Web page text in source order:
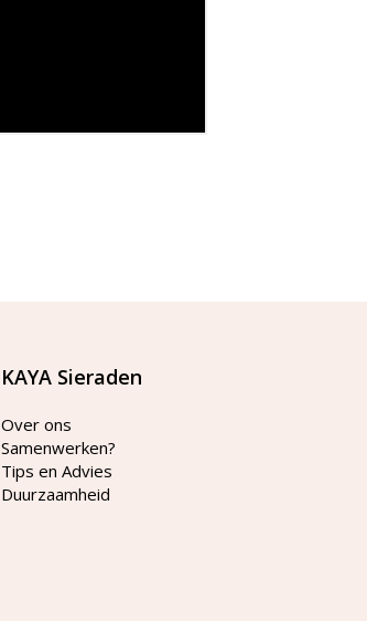
KAYA Sieraden
Over ons
Samenwerken?
Tips en Advies
Duurzaamheid